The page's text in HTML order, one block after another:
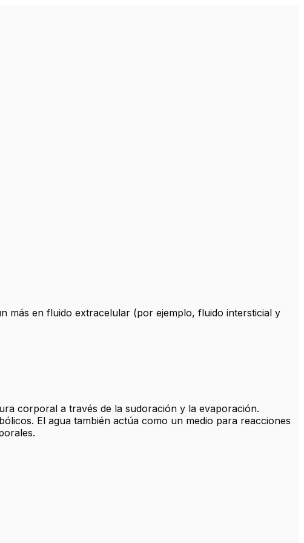
más en fluido extracelular (por ejemplo, fluido intersticial y
corporal a través de la sudoración y la evaporación.
El agua también actúa como un medio para reacciones